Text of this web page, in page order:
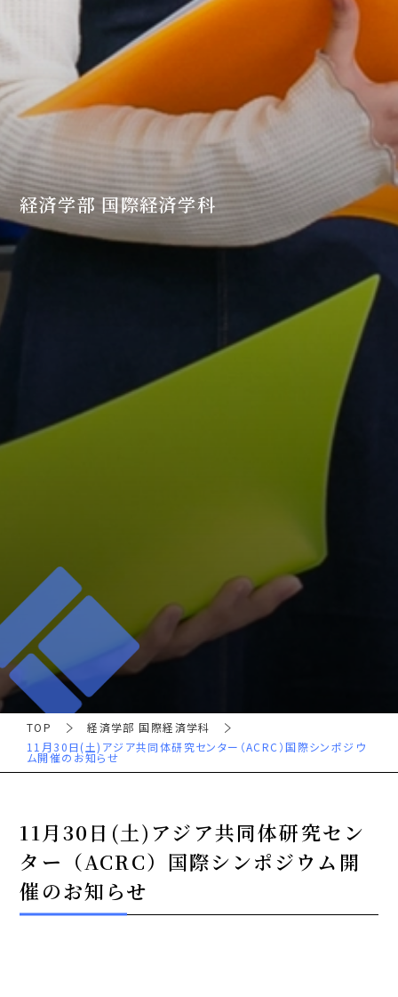
経済学部 国際経済学科
TOP
経済学部 国際経済学科
11月30日(土)アジア共同体研究センター（ACRC）国際シンポジウ
ム開催のお知らせ
11月30日(土)アジア共同体研究セン
ター（ACRC）国際シンポジウム開
催のお知らせ